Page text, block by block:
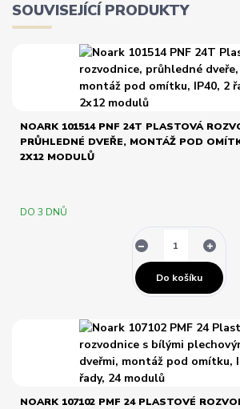
SOUVISEJÍCÍ PRODUKTY
NOARK 101514 PNF 24T PLASTOVÁ
PRŮHLEDNÉ DVEŘE, MONTÁŽ POD
2X12 MODULŮ
DO 3 DNŮ
Do košíku
NOARK 107102 PMF 24 PLASTOVÉ